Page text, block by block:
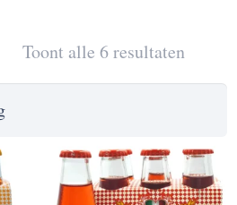
Toont alle 6 resultaten